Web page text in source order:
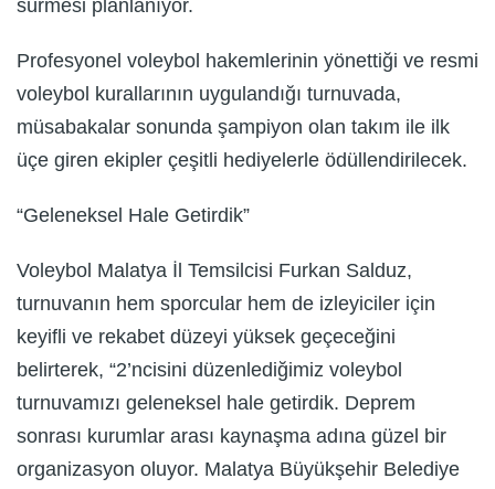
sürmesi planlanıyor.
Profesyonel voleybol hakemlerinin yönettiği ve resmi
voleybol kurallarının uygulandığı turnuvada,
müsabakalar sonunda şampiyon olan takım ile ilk
üçe giren ekipler çeşitli hediyelerle ödüllendirilecek.
“Geleneksel Hale Getirdik”
Voleybol Malatya İl Temsilcisi Furkan Salduz,
turnuvanın hem sporcular hem de izleyiciler için
keyifli ve rekabet düzeyi yüksek geçeceğini
belirterek, “2’ncisini düzenlediğimiz voleybol
turnuvamızı geleneksel hale getirdik. Deprem
sonrası kurumlar arası kaynaşma adına güzel bir
organizasyon oluyor. Malatya Büyükşehir Belediye